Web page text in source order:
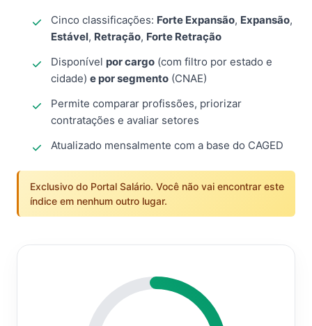
Cinco classificações: Forte Expansão, Expansão,
Estável, Retração, Forte Retração
Disponível por cargo (com filtro por estado e
cidade) e por segmento (CNAE)
Permite comparar profissões, priorizar
contratações e avaliar setores
Atualizado mensalmente com a base do CAGED
Exclusivo do Portal Salário. Você não vai encontrar este
índice em nenhum outro lugar.